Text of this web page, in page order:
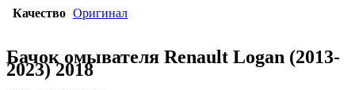
Качество Оригинал
Бачок омывателя Renault Logan (2013-
2023) 2018